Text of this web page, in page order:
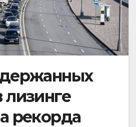
рекорда